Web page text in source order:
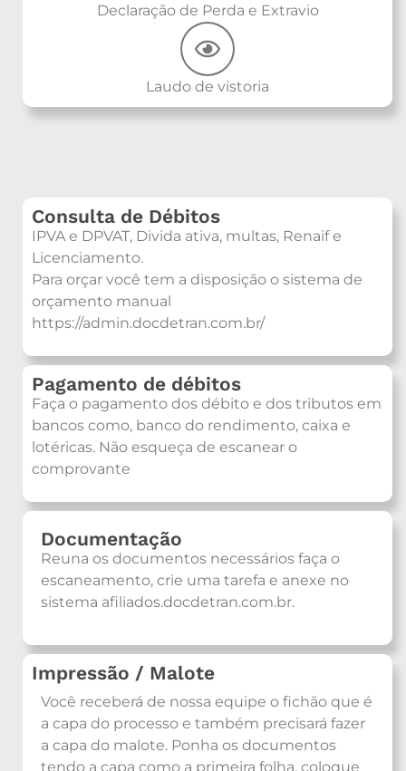
Declaração de Perda e Extravio
Laudo de vistoria
Consulta de Débitos
IPVA e DPVAT, Divida ativa, multas, Renaif e
Licenciamento.
Para orçar você tem a disposição o sistema de
orçamento manual
https://admin.docdetran.com.br/
Pagamento de débitos
Faça o pagamento dos débito e dos tributos em
bancos como, banco do rendimento, caixa e
lotéricas. Não esqueça de escanear o
comprovante
Documentação
Reuna os documentos necessários faça o
escaneamento, crie uma tarefa e anexe no
sistema afiliados.docdetran.com.br.
Impressão / Malote
Você receberá de nossa equipe o fichão que é
a capa do processo e também precisará fazer
a capa do malote. Ponha os documentos
tendo a capa como a primeira folha, coloque